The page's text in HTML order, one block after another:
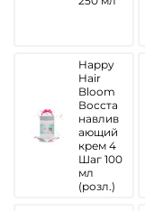
Happy
Hair
Bloom
Восста
навлив
ающий
крем 4
Шаг 100
мл
(розл.)